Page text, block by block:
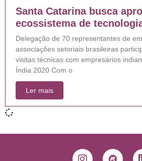
Santa Catarina busca
ecossistema de
Delegação de 70 representantes de
associações setoriais brasileiras
visitas técnicas com empresários
Índia 2020 Com o
Ler mais